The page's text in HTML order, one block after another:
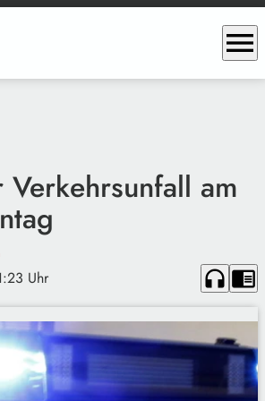
menu
Verkehrsunfall am
Uhr headphones chrome_reader_mode